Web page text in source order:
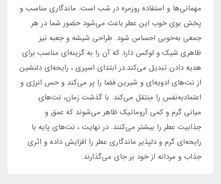
مهمانی‌ها و استفاده روزمره در شب است. ماندگاری مناسب و
پخش بوی خوب این عطر باعث می‌شود حضور شما در هر
جمعی به‌خوبی احساس شود. طراحی شیشه و جعبه نیز
ظاهری شیک و لوکس دارد که آن را به گزینه‌ای مناسب برای
هدیه دادن تبدیل می‌کند.در ابتدای اسپری ، رایحه‌ای دلنشین
از نت‌های ادویه‌ای و شیرین فضا را پر می‌کند و حس انرژی و
اعتمادبه‌نفس را منتقل می‌کند. با گذشت زمان، نت‌های
میانی گرم و کمی آروماتیک ظاهر می‌شوند که عمق و
جذابیت عطر را بیشتر می‌کنند. در نهایت ، نت‌های پایه با
رایحه‌ای گرم و دلپذیر ماندگاری عطر را افزایش داده و اثری
جذاب و مردانه از خود بر جای می‌گذارند.